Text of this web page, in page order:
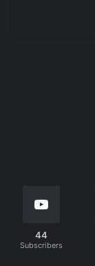
44
Subscribers